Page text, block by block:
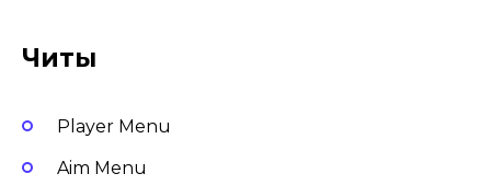
Читы
Player Menu
Aim Menu